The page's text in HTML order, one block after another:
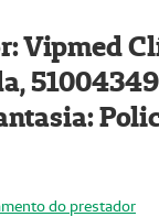
Vipmed
do prestador